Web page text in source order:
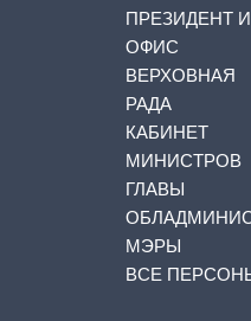
ПРЕЗИДЕНТ И
ОФИС
ВЕРХОВНАЯ
РАДА
КАБИНЕТ
МИНИСТРОВ
ГЛАВЫ
МЭРЫ
ВСЕ